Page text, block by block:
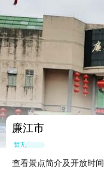
廉江市
暂无点评
查看景点简介及开放时间
